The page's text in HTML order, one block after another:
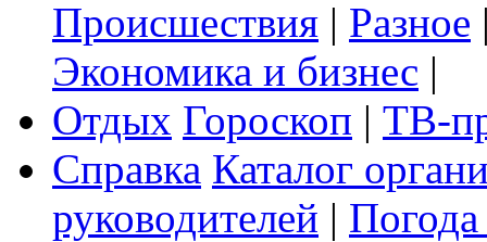
Происшествия | Разное
Экономика и бизнес |
Отдых Гороскоп | ТВ-
Справка Каталог
руководителей |